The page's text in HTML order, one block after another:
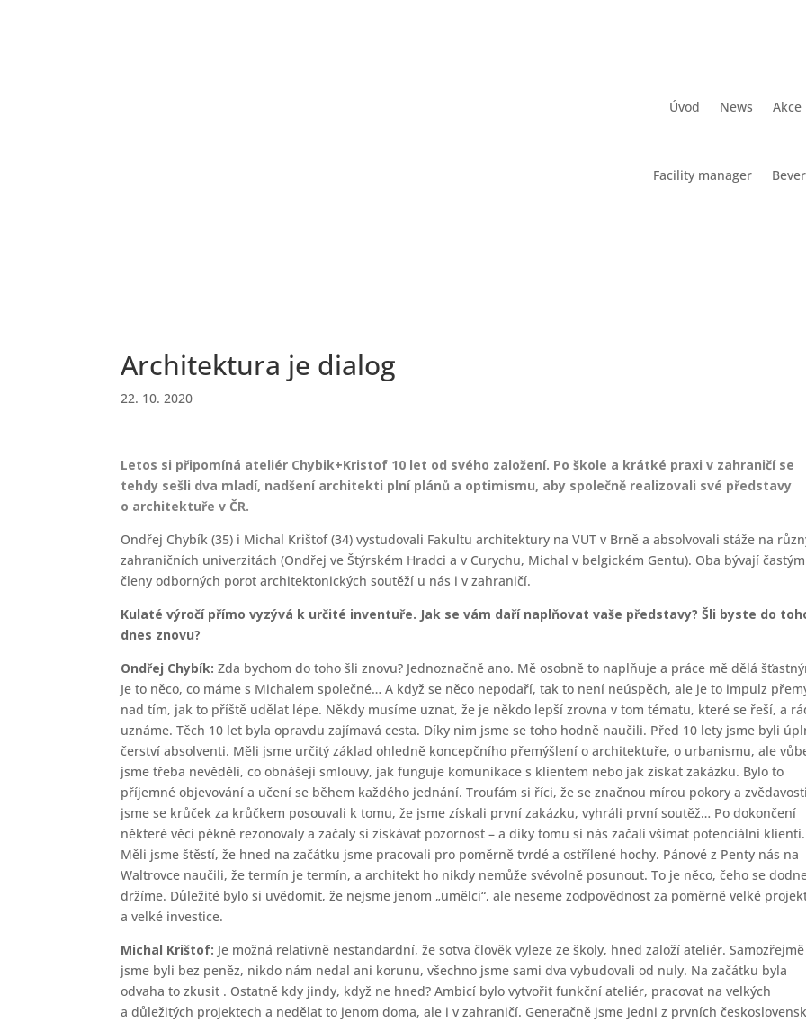
Úvod News Akce
Facility manager
Architektura je dialog
22. 10. 2020
Letos si připomíná ateliér Chybik+Kristof 10 let od svého založení. Po škole a krátké praxi v zahraničí se
tehdy sešli dva mladí, nadšení architekti plní plánů a optimismu, aby společně realizovali své představy
o architektuře v ČR.
Ondřej Chybík (35) i Michal Krištof (34) vystudovali Fakultu architektury na VUT v Brně a absolvovali stáže na
zahraničních univerzitách (Ondřej ve Štýrském Hradci a v Curychu, Michal v belgickém Gentu). Oba bývají
členy odborných porot architektonických soutěží u nás i v zahraničí.
Kulaté výročí přímo vyzývá k určité inventuře. Jak se vám daří naplňovat vaše představy? Šli byste do
dnes znovu?
Ondřej Chybík:Zda bychom do toho šli znovu? Jednoznačně ano. Mě osobně to naplňuje a práce mě dělá
Je to něco, co máme s Michalem společné… A když se něco nepodaří, tak to není neúspěch, ale je to impulz
nad tím, jak to příště udělat lépe. Někdy musíme uznat, že je někdo lepší zrovna v tom tématu, které se řeší, a
uznáme. Těch 10 let byla opravdu zajímavá cesta. Díky nim jsme se toho hodně naučili. Před 10 lety jsme byli
čerství absolventi. Měli jsme určitý základ ohledně koncepčního přemýšlení o architektuře, o urbanismu, ale
jsme třeba nevěděli, co obnášejí smlouvy, jak funguje komunikace s klientem nebo jak získat zakázku. Bylo to
příjemné objevování a učení se během každého jednání. Troufám si říci, že se značnou mírou pokory a zvědavosti
jsme se krůček za krůčkem posouvali k tomu, že jsme získali první zakázku, vyhráli první soutěž… Po dokončení
některé věci pěkně rezonovaly a začaly si získávat pozornost – a díky tomu si nás začali všímat potenciální klienti.
Měli jsme štěstí, že hned na začátku jsme pracovali pro poměrně tvrdé a ostřílené hochy. Pánové z Penty nás na
Waltrovce naučili, že termín je termín, a architekt ho nikdy nemůže svévolně posunout. To je něco, čeho se
držíme. Důležité bylo si uvědomit, že nejsme jenom „umělci“, ale neseme zodpovědnost za poměrně velké
a velké investice.
Michal Krištof: Je možná relativně nestandardní, že sotva člověk vyleze ze školy, hned založí ateliér. Samozřejmě
jsme byli bez peněz, nikdo nám nedal ani korunu, všechno jsme sami dva vybudovali od nuly. Na začátku byla
odvaha to zkusit . Ostatně kdy jindy, když ne hned? Ambicí bylo vytvořit funkční ateliér, pracovat na velkých
a důležitých projektech a nedělat to jenom doma, ale i v zahraničí. Generačně jsme jedni z prvních